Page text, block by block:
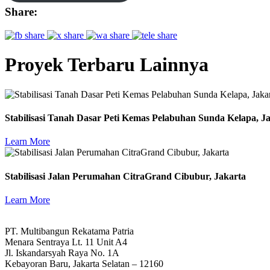
Share:
Proyek Terbaru Lainnya
Stabilisasi Tanah Dasar Peti Kemas Pelabuhan Sunda Kelapa,
Learn More
Stabilisasi Jalan Perumahan CitraGrand Cibubur, Jakarta
Learn More
PT. Multibangun Rekatama Patria
Menara Sentraya Lt. 11 Unit A4
Jl. Iskandarsyah Raya No. 1A
Kebayoran Baru, Jakarta Selatan – 12160